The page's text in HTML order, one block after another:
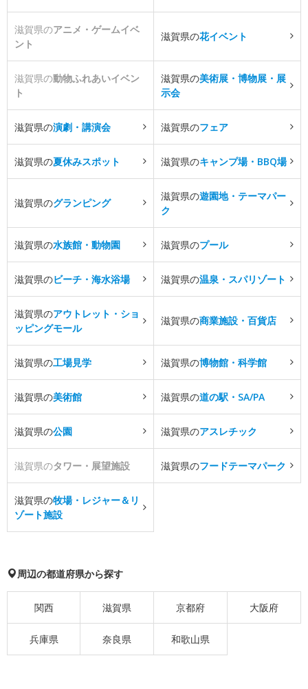
滋賀県のアニメ・ゲームイベ
ント
滋賀県の花イベント
滋賀県の動物ふれあいイベン
ト
滋賀県の美術展・博物展・展
示会
滋賀県の演劇・講演会 滋賀県のフェア
滋賀県の夏休みスポット 滋賀県のキャンプ場・BBQ場
滋賀県のグランピング
滋賀県の遊園地・テーマパー
ク
滋賀県の水族館・動物園 滋賀県のプール
滋賀県のビーチ・海水浴場 滋賀県の温泉・スパリゾート
滋賀県のアウトレット・ショ
ッピングモール
滋賀県の商業施設・百貨店
滋賀県の工場見学 滋賀県の博物館・科学館
滋賀県の美術館 滋賀県の道の駅・SA/PA
滋賀県の公園 滋賀県のアスレチック
滋賀県のタワー・展望施設 滋賀県のフードテーマパーク
滋賀県の牧場・レジャー＆リ
ゾート施設
周辺の都道府県から探す
関西 滋賀県 京都府 大阪府
兵庫県 奈良県 和歌山県